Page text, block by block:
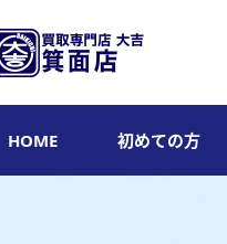
HOME 初めての方